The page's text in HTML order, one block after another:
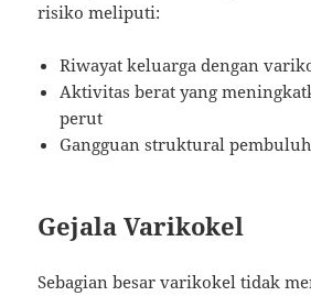
risiko meliputi:
Riwayat keluarga dengan
Aktivitas berat yang
perut
Gangguan struktural
Gejala Varikokel
Sebagian besar varikokel tidak